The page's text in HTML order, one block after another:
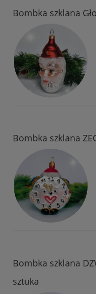
Bombka szklana
Bombka szklana
Bombka szklana
sztuka